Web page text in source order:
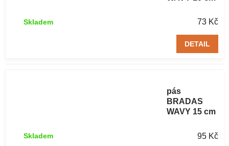
73 Kč
Skladem
DETAIL
pás
BRADAS
WAVY 15 cm
95 Kč
Skladem